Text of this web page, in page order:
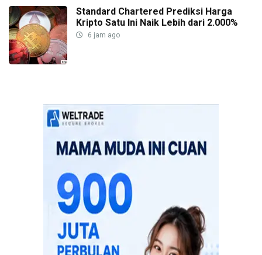
Standard Chartered Prediksi Harga
Kripto Satu Ini Naik Lebih dari 2.000%
6 jam ago